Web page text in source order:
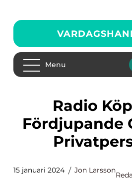
Menu
Radio Köpa: En
Fördjupande
15 januari 2024 Jon Larsson